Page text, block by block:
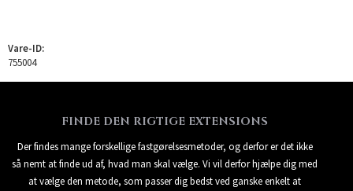
Vare-ID:
755004
FINDE DEN RIGTIGE EXTENSIONS
Der findes mange forskellige fastgørelsesmetoder, og derfor er det ikke
så nemt at finde ud af, hvad man skal vælge. Vi vil derfor hjælpe dig med
at vælge den metode, som passer dig bedst ved ganske enkelt at